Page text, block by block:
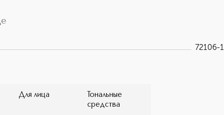
72106-1
Для лица
Тональные
средства